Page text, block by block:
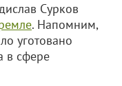
Сурков
. Напомним,
уготовано
в сфере